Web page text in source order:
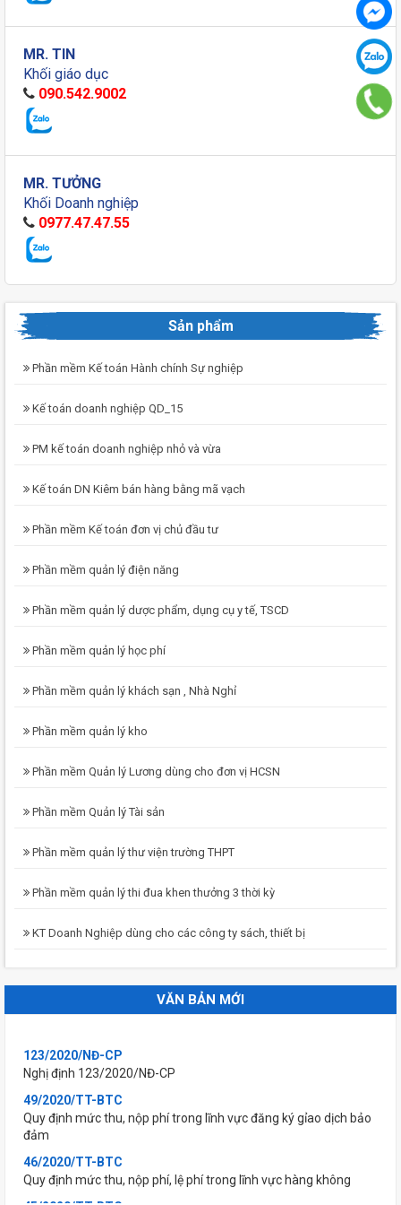
MR. TIN
Khối giáo dục
090.542.9002
MR. TƯỞNG
Khối Doanh nghiệp
0977.47.47.55
Sản phẩm
Phần mềm Kế toán Hành chính Sự nghiệp
Kế toán doanh nghiệp QD_15
PM kế toán doanh nghiệp nhỏ và vừa
Kế toán DN Kiêm bán hàng bằng mã vạch
Phần mềm Kế toán đơn vị chủ đầu tư
Phần mềm quản lý điện năng
Phần mềm quản lý dược phẩm, dụng cụ y tế, TSCD
Phần mềm quản lý học phí
Phần mềm quản lý khách sạn , Nhà Nghỉ
Phần mềm quản lý kho
Phần mềm Quản lý Lương dùng cho đơn vị HCSN
Phần mềm Quản lý Tài sản
Phần mềm quản lý thư viện trường THPT
Phần mềm quản lý thi đua khen thưởng 3 thời kỳ
KT Doanh Nghiệp dùng cho các công ty sách, thiết bị
VĂN BẢN MỚI
Nghị định 123/2020/NĐ-CP
Quy định mức thu, nộp phí trong lĩnh vực đăng ký gỉao dịch bảo
đảm
Quy định mức thu, nộp phí, lệ phí trong lĩnh vực hàng không